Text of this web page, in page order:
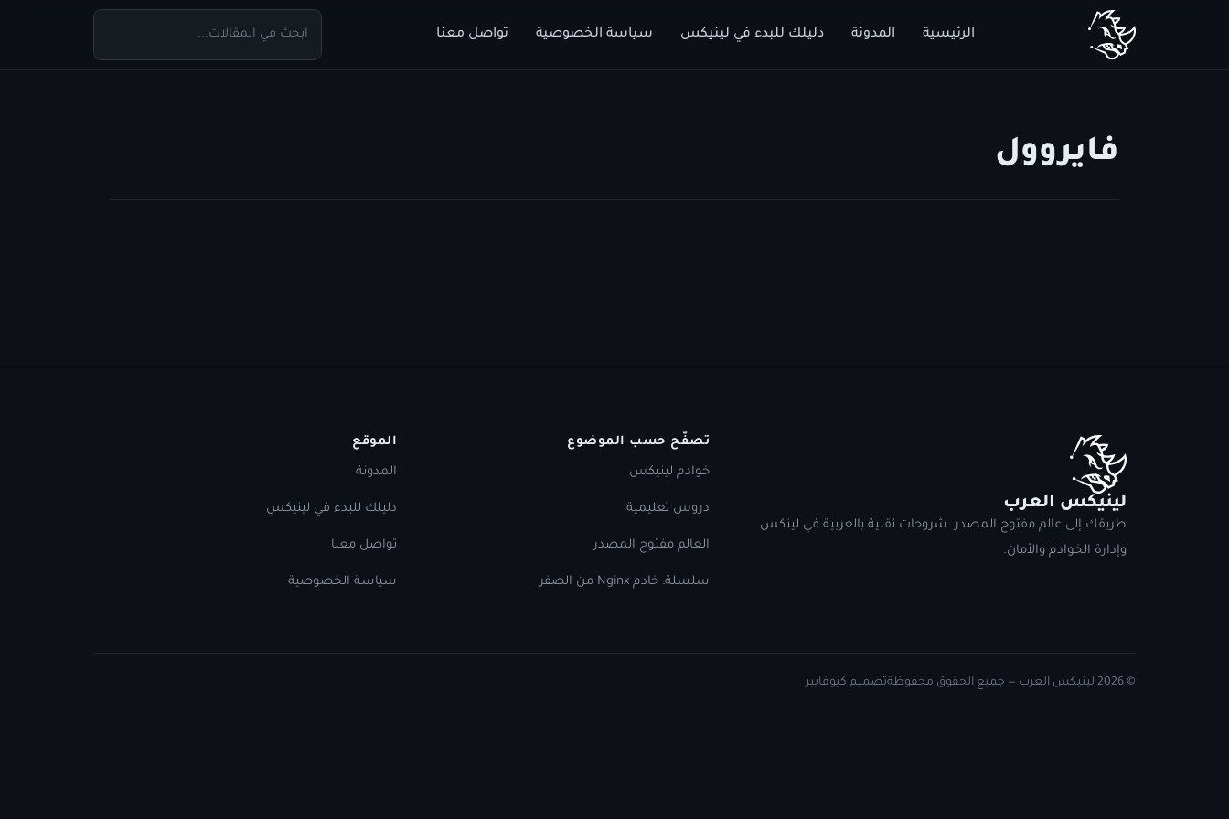
الرئيسية المدونة دليلك للبدء في لينيكس سياسة الخصوصية تواصل معنا
فايروول
لينيكس العرب
طريقك إلى عالم مفتوح المصدر. شروحات تقنية بالعربية في لينكس
وإدارة الخوادم والأمان.
تصفّح حسب الموضوع
خوادم لينيكس
دروس تعليمية
العالم مفتوح المصدر
سلسلة: خادم Nginx من الصفر
الموقع
المدونة
دليلك للبدء في لينيكس
تواصل معنا
سياسة الخصوصية
© 2026 لينيكس العرب — جميع الحقوق محفوظة تصميم كيوفايبر